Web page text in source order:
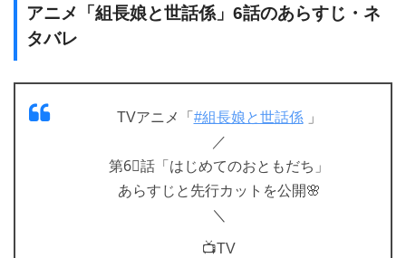
アニメ「組長娘と世話係」6話のあらすじ・ネ
タバレ
TVアニメ「 #組長娘と世話係」
／
第6⃣話「はじめてのおともだち」
あらすじと先行カットを公開🌸
＼
📺TV